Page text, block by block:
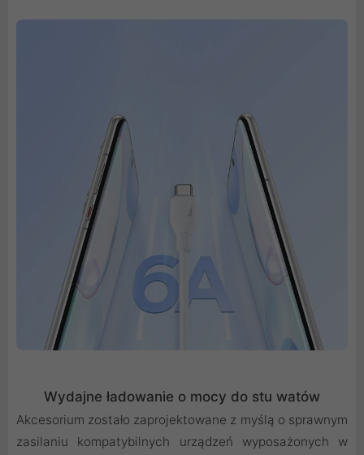
Wydajne ładowanie o mocy do stu watów
Akcesorium zostało zaprojektowane z myślą o sprawnym
zasilaniu kompatybilnych urządzeń wyposażonych w